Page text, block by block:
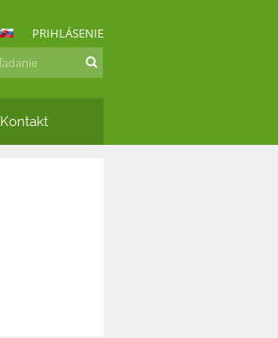
PRIHLÁSENIE
Kontakt